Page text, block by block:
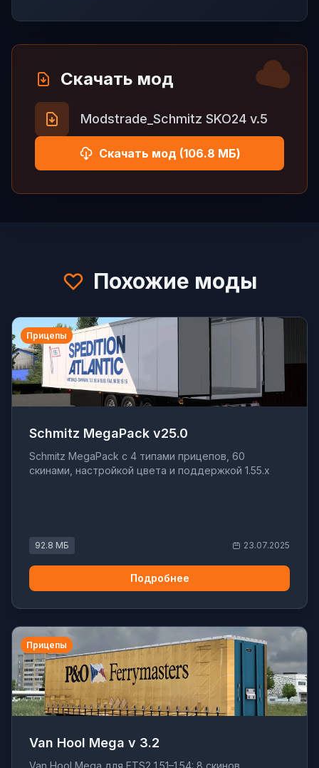
Скачать мод
Modstrade_Schmitz SKO24 v.5
Скачать мод (106.8 МБ)
Похожие моды
Прицепы
Schmitz MegaPack v25.0
Schmitz MegaPack с 4 типами прицепов, 60
скинами, настройкой цвета и поддержкой 1.55.x
92.8 МБ 23.07.2025
Подробнее
Прицепы
Van Hool Mega v 3.2